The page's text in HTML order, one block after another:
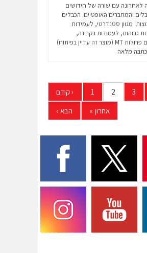
לאחרונה עם שורה של חידושים
והמחברים האופטיים. הכבלים
מגוון סטנדרטי, לעמידות
גבוהות, לעמידות בקרינה,
לשימוש עם פרולות MT (מוצר זה עדיין בפיתוח)
כתבה מלאה
‹קודם 1 2 3
הבא › אחרון »